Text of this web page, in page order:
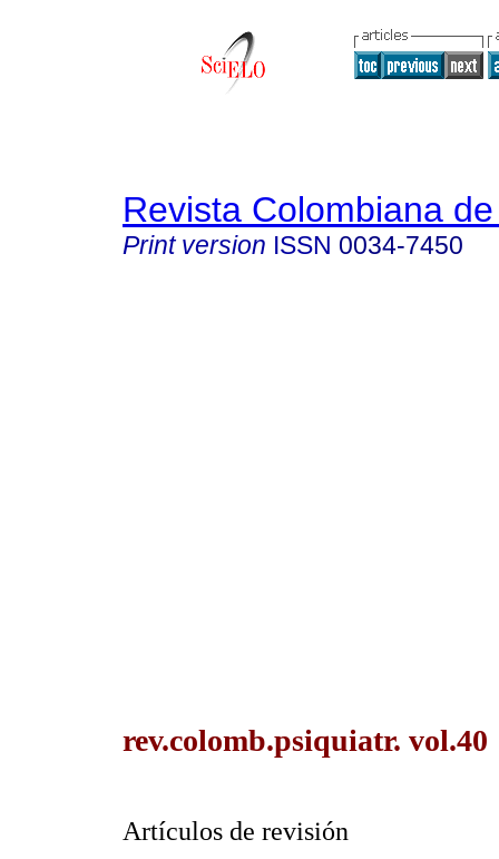
Revista Colombiana
Print version ISSN 0034-7450
rev.colomb.psiquiatr.
Artículos de revisión